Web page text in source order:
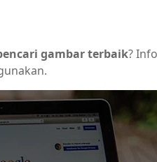
gambar terbaik?